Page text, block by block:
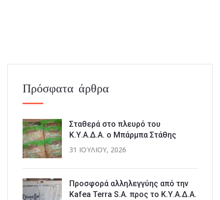
Πρόσφατα άρθρα
Σταθερά στο πλευρό του
Κ.Υ.Α.Δ.Α. ο Μπάρμπα Στάθης
31 ΙΟΥΛΊΟΥ, 2026
Προσφορά αλληλεγγύης από την
Kafea Terra S.A. προς το Κ.Υ.Α.Δ.Α.